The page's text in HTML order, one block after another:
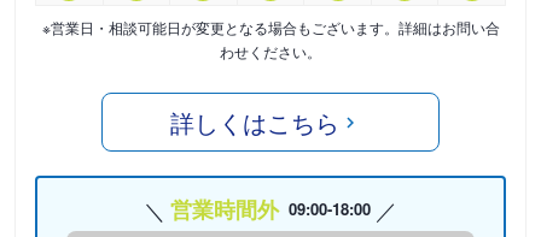
※営業日・相談可能日が変更となる場合もございます。詳細はお問い合
わせください。
詳しくはこちら
営業時間外 09:00-18:00